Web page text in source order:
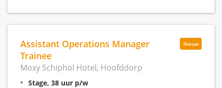
Nieuw
Assistant Operations Manager
Trainee
Moxy Schiphol Hotel, Hoofddorp
Stage, 38 uur p/w